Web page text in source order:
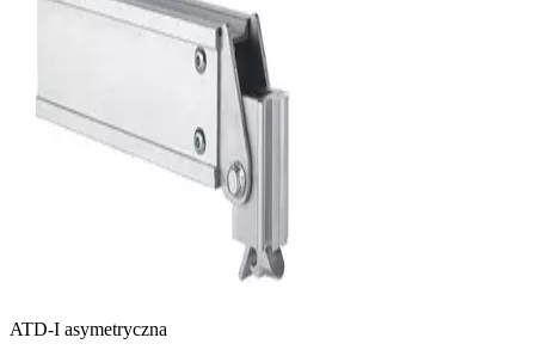
ATD-I asymetryczna